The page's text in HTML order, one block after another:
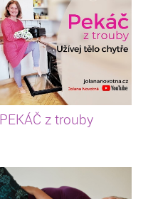
PEKÁČ z trouby